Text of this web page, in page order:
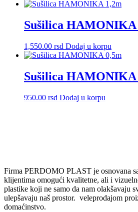
Sušilica HAMONIKA
1,550.00 rsd Dodaj u korpu
Sušilica HAMONIKA
950.00 rsd Dodaj u korpu
Firma PERDOMO PLAST je osnovana
klijentima omogući kvalitetne, ali i
plastike koji ne samo da nam olakšavaju
ulepšavaju naš prostor. veleprodajom
domaćinstvo.